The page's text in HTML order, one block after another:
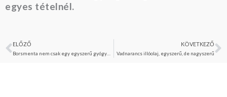
egyes tételnél.
Előző
ELŐZŐ
Borsmenta nem csak egy egyszerű gyógynövény
KÖVETKEZŐ
Vadnarancs illóolaj, egyszerű, de nagyszerű